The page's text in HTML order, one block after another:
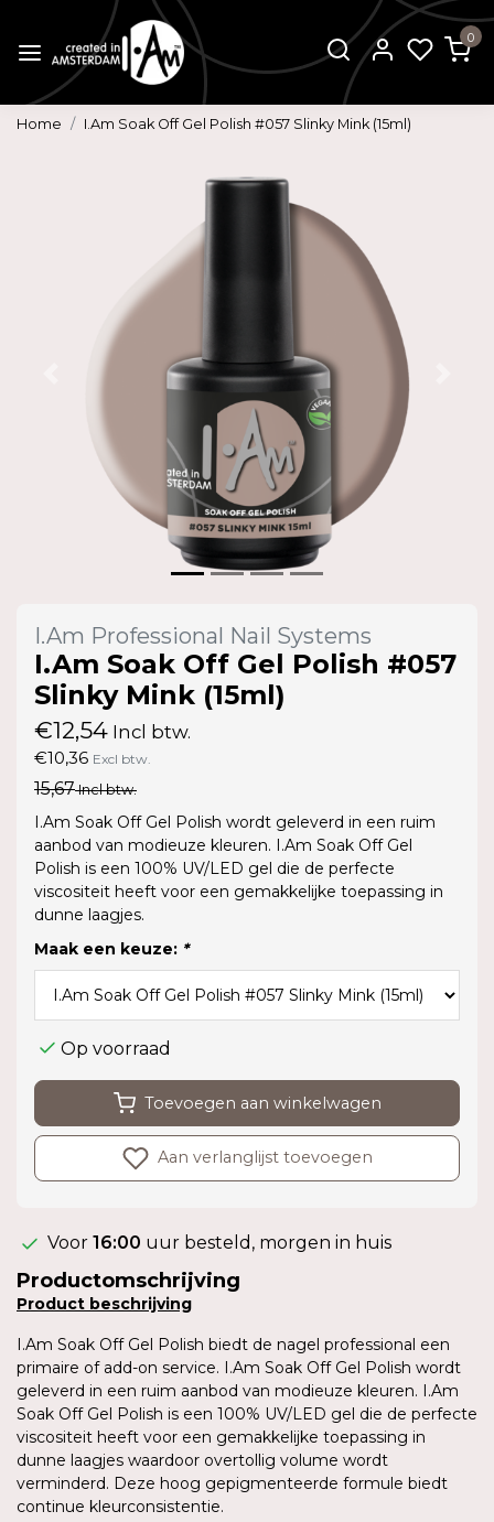
0
Home I.Am Soak Off Gel Polish #057 Slinky Mink (15ml)
I.Am Professional Nail Systems
I.Am Soak Off Gel Polish #057
Slinky Mink (15ml)
€12,54 Incl btw.
€10,36 Excl btw.
15,67Incl btw.
I.Am Soak Off Gel Polish wordt geleverd in een ruim
aanbod van modieuze kleuren. I.Am Soak Off Gel
Polish is een 100% UV/LED gel die de perfecte
viscositeit heeft voor een gemakkelijke toepassing in
dunne laagjes.
Maak een keuze: *
Op voorraad
Toevoegen aan winkelwagen
Aan verlanglijst toevoegen
Voor 16:00 uur besteld, morgen in huis
Productomschrijving
Product beschrijving
I.Am Soak Off Gel Polish biedt de nagel professional een
primaire of add-on service. I.Am Soak Off Gel Polish wordt
geleverd in een ruim aanbod van modieuze kleuren. I.Am
Soak Off Gel Polish is een 100% UV/LED gel die de perfecte
viscositeit heeft voor een gemakkelijke toepassing in
dunne laagjes waardoor overtollig volume wordt
verminderd. Deze hoog gepigmenteerde formule biedt
continue kleurconsistentie.